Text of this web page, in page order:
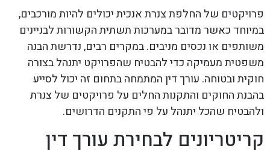
פרויקטים של החלפת צנרת אנכית יכולים להיות מורכבים,
במיוחד כאשר מדובר במערכות תשתית הקשורות לבניינים
משותפים או נכסים מניבים. במקרים רבים, נדרשת הבנה
משפטית מעמיקה כדי להבטיח שהפרויקט יתנהל בצורה
חוקית ובטוחה. עורך דין המתמחה בתחום זה יכול לסייע
בהבנת החוקים והתקנות החלים על פרויקטים של צנרת
ולהבטיח שהכל יתנהל על פי התקנים הדרושים.
קריטריונים לבחירת עורך דין